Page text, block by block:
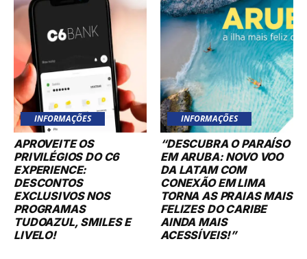
INFORMAÇÕES
APROVEITE OS
PRIVILÉGIOS DO C6
EXPERIENCE:
DESCONTOS
EXCLUSIVOS NOS
PROGRAMAS
TUDOAZUL, SMILES E
LIVELO!
INFORMAÇÕES
“DESCUBRA O PARAÍSO
EM ARUBA: NOVO VOO
DA LATAM COM
CONEXÃO EM LIMA
TORNA AS PRAIAS MAIS
FELIZES DO CARIBE
AINDA MAIS
ACESSÍVEIS!”